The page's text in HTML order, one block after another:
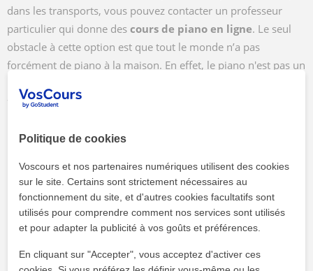
dans les transports, vous pouvez contacter un professeur
particulier qui donne des cours de piano en ligne. Le seul
obstacle à cette option est que tout le monde n’a pas
forcément de piano à la maison. En effet, le piano n'est pas un
flûte.
Article connexe
Comment commencer à jouer du piano en ligne ?
Voulez-vous apprendre à jouer du piano ? Il est
désormais possible de le faire depuis le confort
de votre maison ou où que vous soyez dans le
Politique de cookies
Voscours et nos partenaires numériques utilisent des cookies
sur le site. Certains sont strictement nécessaires au
fonctionnement du site, et d'autres cookies facultatifs sont
utilisés pour comprendre comment nos services sont utilisés
et pour adapter la publicité à vos goûts et préférences.
En cliquant sur "Accepter", vous acceptez d'activer ces